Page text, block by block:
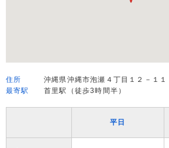
住所
沖縄県沖縄市泡瀬４丁目１２－１
最寄駅
首里駅（徒歩3時間半）
平日